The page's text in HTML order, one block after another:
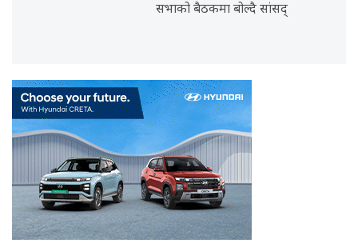
सभाको बैठकमा बोल्दै सांसद्